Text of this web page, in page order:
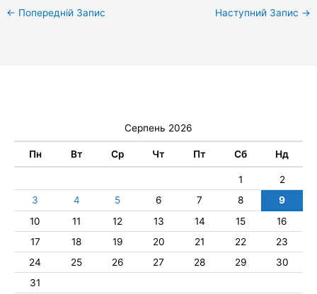
← Попередній Запис Наступний Запис →
Серпень 2026
Пн Вт Ср Чт Пт Сб Нд
1
2
3
4 5 6 7 8
9
10
11 12 13 14 15
16
17
18 19 20 21 22
23
24
25 26 27 28 29
30
31